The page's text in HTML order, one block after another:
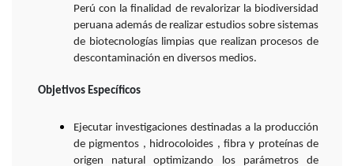
Perú con la finalidad de revalorizar la biodiversidad
peruana además de realizar estudios sobre sistemas
de biotecnologías limpias que realizan procesos de
descontaminación en diversos medios.
Objetivos Específicos
Ejecutar investigaciones destinadas a la producción
de pigmentos , hidrocoloides , fibra y proteínas de
origen natural optimizando los parámetros de